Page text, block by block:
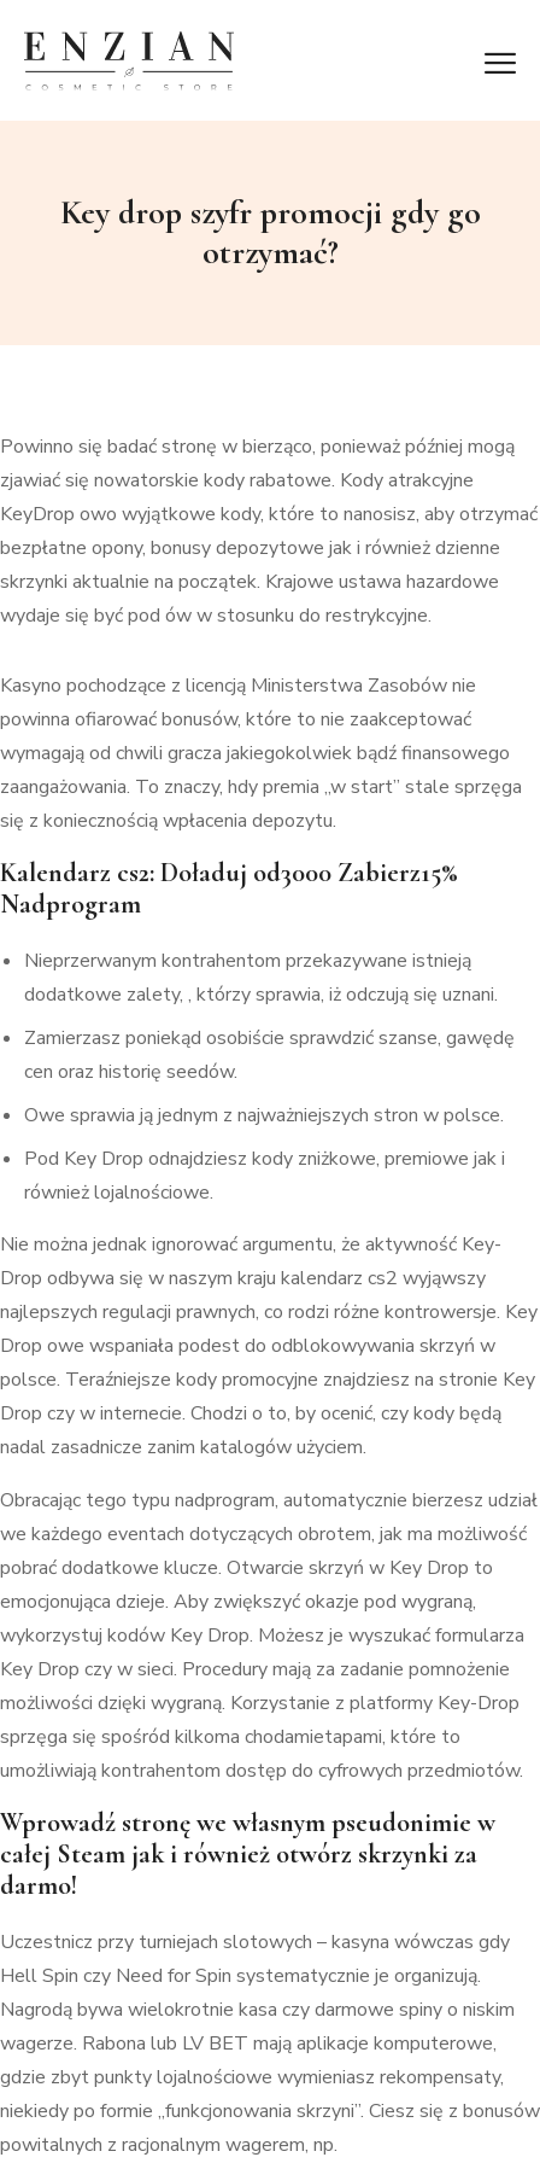
Key drop szyfr promocji gdy go
otrzymać?
Powinno się badać stronę w bierząco, ponieważ później mogą
zjawiać się nowatorskie kody rabatowe. Kody atrakcyjne
KeyDrop owo wyjątkowe kody, które to nanosisz, aby otrzymać
bezpłatne opony, bonusy depozytowe jak i również dzienne
skrzynki aktualnie na początek. Krajowe ustawa hazardowe
wydaje się być pod ów w stosunku do restrykcyjne.
Kasyno pochodzące z licencją Ministerstwa Zasobów nie
powinna ofiarować bonusów, które to nie zaakceptować
wymagają od chwili gracza jakiegokolwiek bądź finansowego
zaangażowania. To znaczy, hdy premia „w start” stale sprzęga
się z koniecznością wpłacenia depozytu.
Kalendarz cs2: Doładuj od3000 Zabierz15%
Nadprogram
Nieprzerwanym kontrahentom przekazywane istnieją
dodatkowe zalety, , którzy sprawia, iż odczują się uznani.
Zamierzasz poniekąd osobiście sprawdzić szanse, gawędę
cen oraz historię seedów.
Owe sprawia ją jednym z najważniejszych stron w polsce.
Pod Key Drop odnajdziesz kody zniżkowe, premiowe jak i
również lojalnościowe.
Nie można jednak ignorować argumentu, że aktywność Key-
Drop odbywa się w naszym kraju kalendarz cs2 wyjąwszy
najlepszych regulacji prawnych, co rodzi różne kontrowersje. Key
Drop owe wspaniała podest do odblokowywania skrzyń w
polsce. Teraźniejsze kody promocyjne znajdziesz na stronie Key
Drop czy w internecie. Chodzi o to, by ocenić, czy kody będą
nadal zasadnicze zanim katalogów użyciem.
Obracając tego typu nadprogram, automatycznie bierzesz udział
we każdego eventach dotyczących obrotem, jak ma możliwość
pobrać dodatkowe klucze. Otwarcie skrzyń w Key Drop to
emocjonująca dzieje. Aby zwiększyć okazje pod wygraną,
wykorzystuj kodów Key Drop. Możesz je wyszukać formularza
Key Drop czy w sieci. Procedury mają za zadanie pomnożenie
możliwości dzięki wygraną. Korzystanie z platformy Key-Drop
sprzęga się spośród kilkoma chodamietapami, które to
umożliwiają kontrahentom dostęp do cyfrowych przedmiotów.
Wprowadź stronę we własnym pseudonimie w
całej Steam jak i również otwórz skrzynki za
darmo!
Uczestnicz przy turniejach slotowych – kasyna wówczas gdy
Hell Spin czy Need for Spin systematycznie je organizują.
Nagrodą bywa wielokrotnie kasa czy darmowe spiny o niskim
wagerze. Rabona lub LV BET mają aplikacje komputerowe,
gdzie zbyt punkty lojalnościowe wymieniasz rekompensaty,
niekiedy po formie „funkcjonowania skrzyni”. Ciesz się z bonusów
powitalnych z racjonalnym wagerem, np.